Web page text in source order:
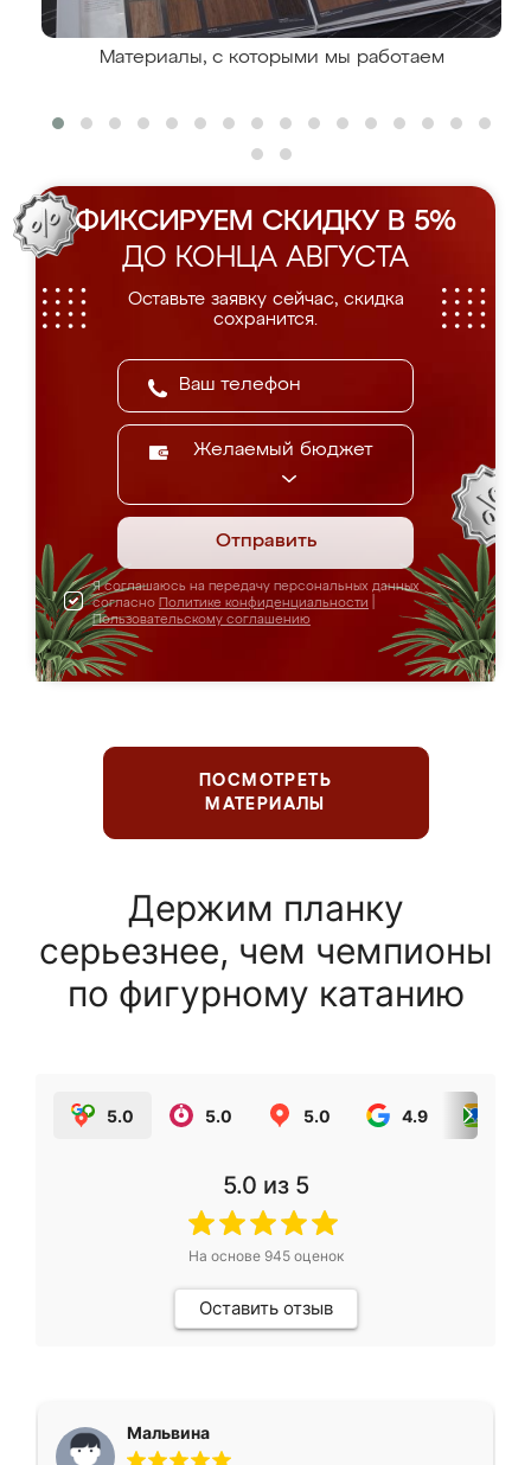
Материалы, с которыми мы работаем
ФИКСИРУЕМ СКИДКУ В 5%
ДО КОНЦА АВГУСТА
Оставьте заявку сейчас, скидка
сохранится.
Желаемый бюджет
Отправить
Я соглашаюсь на передачу персональных данных
согласно Политике конфиденциальности
Пользовательскому соглашению
ПОСМОТРЕТЬ
МАТЕРИАЛЫ
Держим планку
серьезнее, чем чемпионы
по фигурному катанию
5.0 5.0 5.0 4.9
5.0 из 5
На основе 945оценок
Оставить отзыв
Мальвина